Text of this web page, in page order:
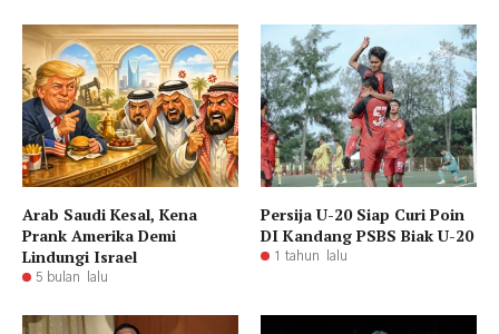
Arab Saudi Kesal, Kena
Prank Amerika Demi
Lindungi Israel
5 bulan lalu
Persija U-20 Siap Curi Poin
DI Kandang PSBS Biak U-20
1 tahun lalu